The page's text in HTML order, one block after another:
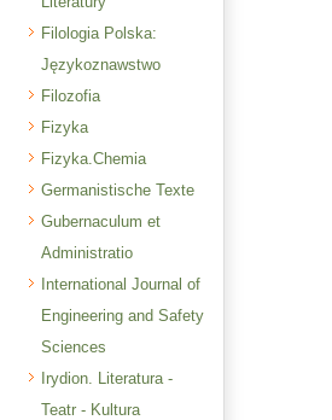
Filologia Polska:
Językoznawstwo
Filozofia
Fizyka
Fizyka.Chemia
Germanistische Texte
Gubernaculum et
Administratio
International Journal of
Engineering and Safety
Sciences
Irydion. Literatura -
Teatr - Kultura